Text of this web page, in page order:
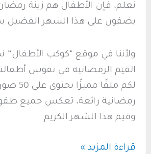
نعلم، فإن الأطفال هم زينة
يضفون على هذا الشهر الفضيل
ولأننا في موقع “كوكب الأطفال”
القيم الرمضانية في نفوس
لكم ملفًا
رمضانية رائعة، تعكس جميع
وقيم هذا الشهر الكريم.
رمضان
قراءة المزيد »